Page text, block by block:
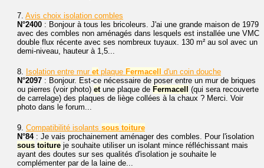
7. Avis choix isolation combles
N°2400 : Bonjour à tous les bricoleurs. J'ai une grande maison de 1979
avec des combles non aménagés dans lesquels est installée une VMC
double flux récente avec ses nombreux tuyaux. 130 m² au sol avec un
demi-niveau, hauteur à 1,5...
8. Isolation entre mur etplaque Fermacell
d'un coin douche
N°2097 : Bonjour. Est-ce nécessaire de poser entre un mur de briques
ou pierres (voir photo) etune plaque de Fermacell
(qui sera recouverte
de carrelage) des plaques de liège collées à la chaux ? Merci. Voir
photo dans le forum...
9. Compatibilité isolants sous toiture
N°84: Je vais prochainement aménager des combles. Pour l'isolation
sous toiture je souhaite utiliser un isolant mince réfléchissant mais
ayant des doutes sur ses qualités d'isolation je souhaite le
complémenter par de la laine de...